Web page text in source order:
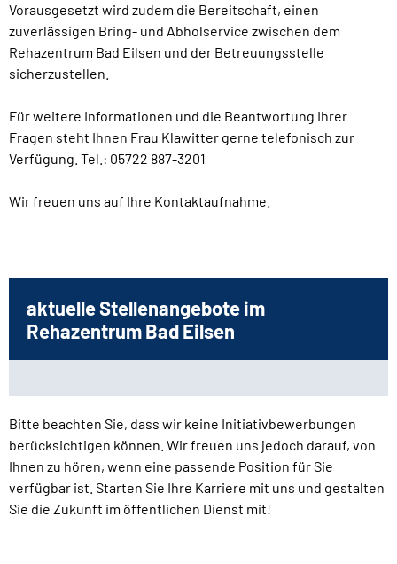
Vorausgesetzt wird zudem die Bereitschaft, einen
zuverlässigen Bring- und Abholservice zwischen dem
Rehazentrum Bad Eilsen und der Betreuungsstelle
sicherzustellen.
Für weitere Informationen und die Beantwortung Ihrer
Fragen steht Ihnen Frau Klawitter gerne telefonisch zur
Verfügung. Tel.: 05722 887-3201
Wir freuen uns auf Ihre Kontaktaufnahme.
aktuelle Stellenangebote im
Rehazentrum Bad Eilsen
Bitte beachten Sie, dass wir keine Initiativbewerbungen
berücksichtigen können. Wir freuen uns jedoch darauf, von
Ihnen zu hören, wenn eine passende Position für Sie
verfügbar ist. Starten Sie Ihre Karriere mit uns und gestalten
Sie die Zukunft im öffentlichen Dienst mit!